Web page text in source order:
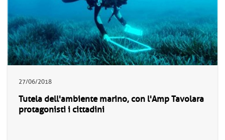
27/06/2018
Tutela dell'ambiente marino, con l'Amp Tavolara
protagonisti i cittadini